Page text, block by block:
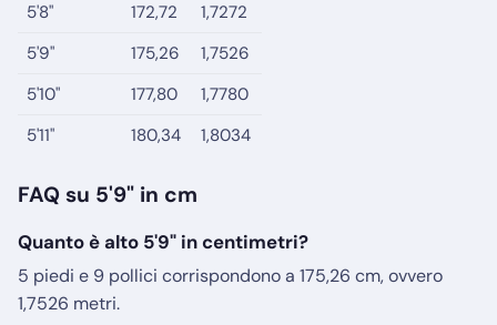
5'8"
172,72
1,7272
5'9"
175,26
1,7526
5'10"
177,80
1,7780
5'11"
180,34 1,8034
FAQ su 5'9" in cm
Quanto è alto 5'9" in centimetri?
5 piedi e 9 pollici corrispondono a 175,26 cm, ovvero
1,7526 metri.